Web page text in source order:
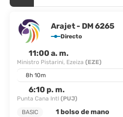
Arajet - DM 6265
Directo
11:00 a. m.
Ministro Pistarini, Ezeiza (EZE)
8h 10m
6:10 p. m.
Punta Cana Intl (PUJ)
BASIC
1 bolso de mano